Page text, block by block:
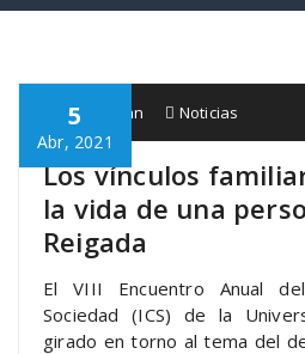
5
Abr, 2021
Babespean Noticias
Los vínculos
la vida de una
Reigada
El VIII Encuentro Anual
Sociedad (ICS) de la
girado en torno al tema del